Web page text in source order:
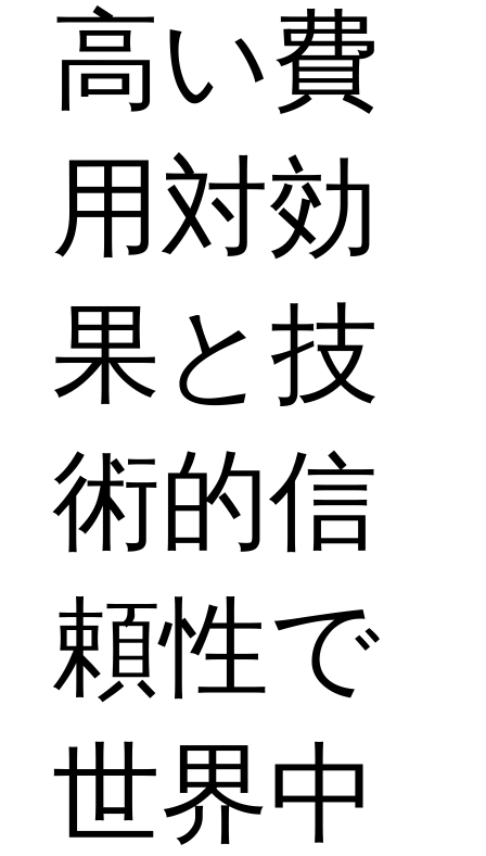
高い費
用対効
果と技
術的信
頼性で
世界中